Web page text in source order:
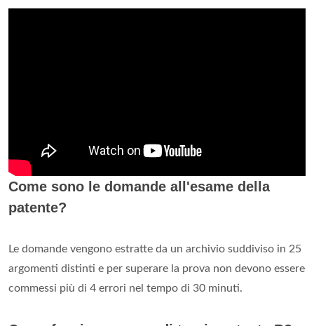
Come sono le domande all'esame della
patente?
Le domande vengono estratte da un archivio suddiviso in 25
argomenti distinti e per superare la prova non devono essere
commessi più di 4 errori nel tempo di 30 minuti.